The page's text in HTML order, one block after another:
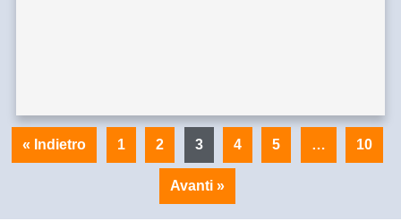
« Indietro 1 2 3 4 5 … 10
Avanti »